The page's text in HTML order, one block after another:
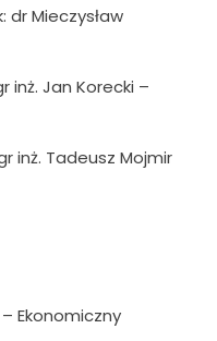
dr Mieczysław
inż. Jan Korecki –
inż. Tadeusz Mojmir
Ekonomiczny